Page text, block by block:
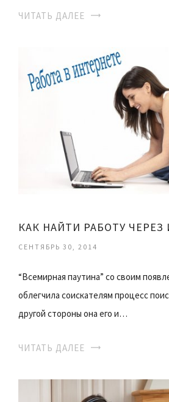
ЧИТАТЬ ДАЛЕЕ
КАК НАЙТИ РАБОТУ ЧЕРЕЗ
СЕНТЯБРЬ 30, 2014
“Всемирная паутина” со своим
облегчила соискателям процесс
другой стороны она его и…
ЧИТАТЬ ДАЛЕЕ